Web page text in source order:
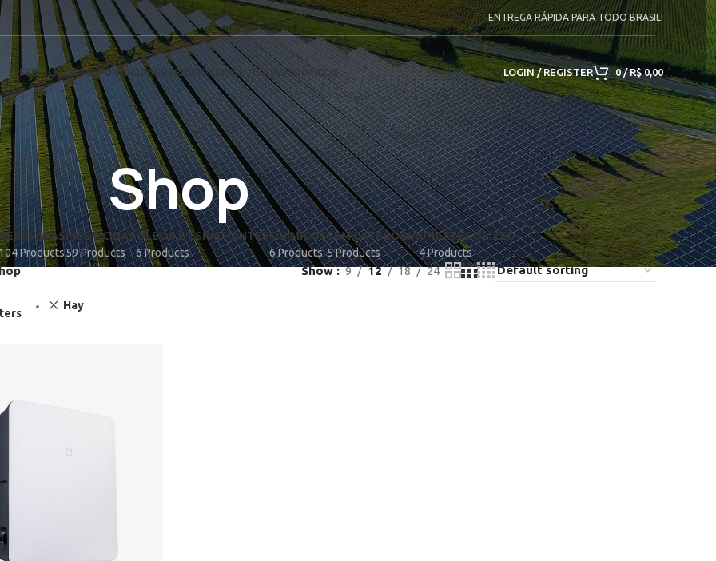
ENTREGA RÁPIDA PARA TODO BRASIL!
FERTILIZANTESFUNGICIDASHERBICIDASINSETICIDASQUÍMICOS LOGIN / REGISTER 0/ R$0,00
Shop
Products
INSETICIDAS
59 Products
OLEOS E ESPALHANTES
6 Products
QUÍMICOS
6 Products
SEM CATEGORIA
5 Products
UNCATEGORIZED
4 Products
Show 9 12 18 24
Hay